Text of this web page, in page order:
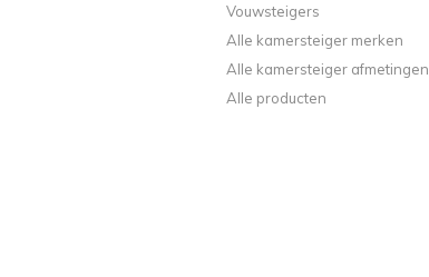
Vouwsteigers
Alle kamersteiger merken
Alle kamersteiger afmetingen
Alle producten